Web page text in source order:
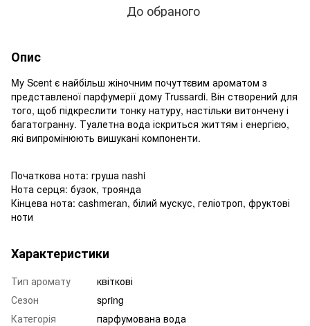
До обраного
Опис
My Scent є найбільш жіночним почуттєвим ароматом з
представленої парфумерії дому Trussardi. Він створений для
того, щоб підкреслити тонку натуру, настільки витончену і
багатогранну. Туалетна вода іскриться життям і енергією,
які випромінюють вишукані компоненти.
Початкова нота: груша nashi
Нота серця: бузок, троянда
Кінцева нота: cashmeran, білий мускус, геліотроп, фруктові
ноти
Характеристики
Тип аромату
квіткові
Сезон
spring
Категорія
парфумована вода